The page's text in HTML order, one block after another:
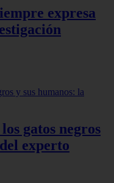
expresa
gatos negros
experto